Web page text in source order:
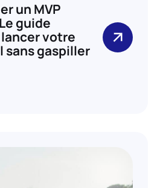
un MVP
guide
votre
gaspiller